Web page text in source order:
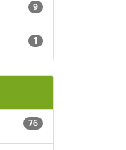
9
1
76